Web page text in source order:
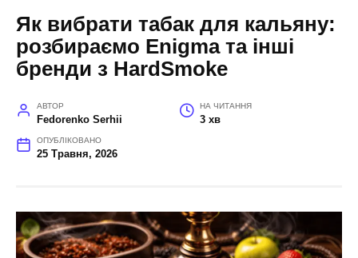
Як вибрати табак для кальяну:
розбираємо Enigma та інші
бренди з HardSmoke
АВТОР
Fedorenko Serhii
НА ЧИТАННЯ
3 хв
ОПУБЛІКОВАНО
25 Травня, 2026